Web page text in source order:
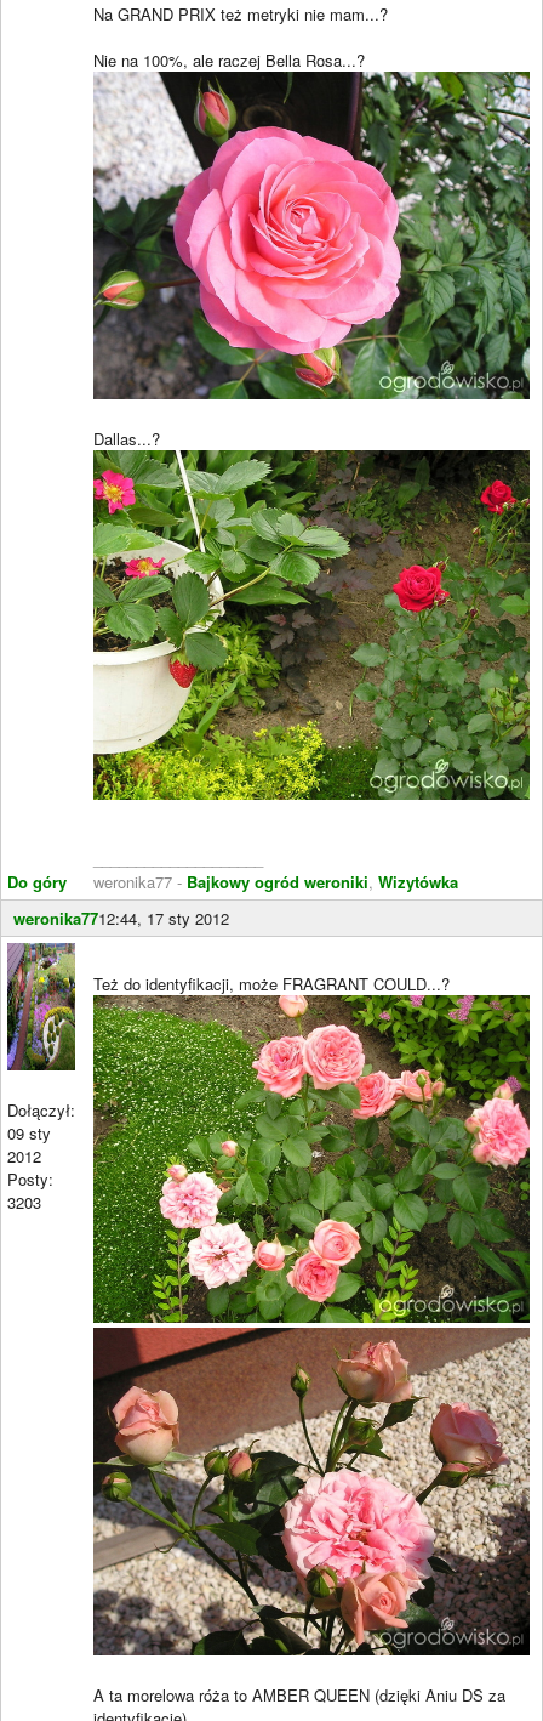
Do góry
Na GRAND PRIX też metryki nie mam...?
Nie na 100%, ale raczej Bella Rosa...?
Dallas...?
weronika77 - Bajkowy ogród weroniki, Wizytówka
weronika7712:44, 17 sty 2012
Dołączył:
09 sty
2012
Posty:
3203
Też do identyfikacji, może FRAGRANT COULD...?
A ta morelowa róża to AMBER QUEEN (dzięki Aniu DS za